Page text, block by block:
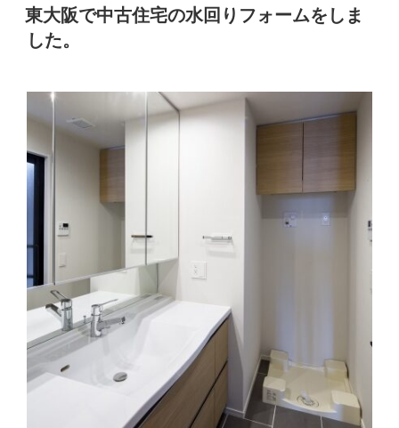
稿
日:
東大阪で中古住宅の水回りフォームをしま
した。